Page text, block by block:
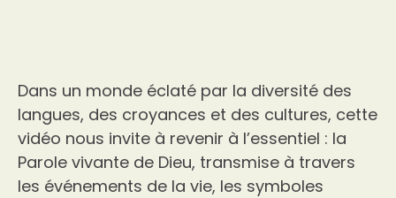
Dans un monde éclaté par la diversité des
langues, des croyances et des cultures, cette
vidéo nous invite à revenir à l’essentiel : la
Parole vivante de Dieu, transmise à travers
les événements de la vie, les symboles